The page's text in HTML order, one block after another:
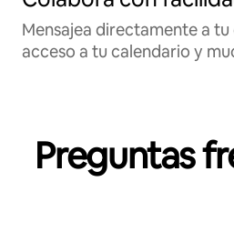
Mensajea directamente a
acceso a tu calendario y
Preguntas